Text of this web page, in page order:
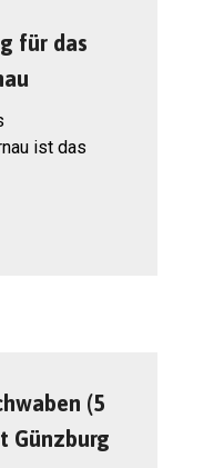
für das
ist das
(5
Günzburg